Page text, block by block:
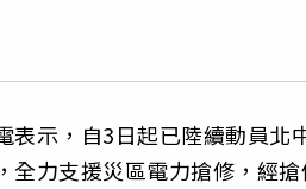
表示，自3日起已陸續動員北
全力支援災區電力搶修，經